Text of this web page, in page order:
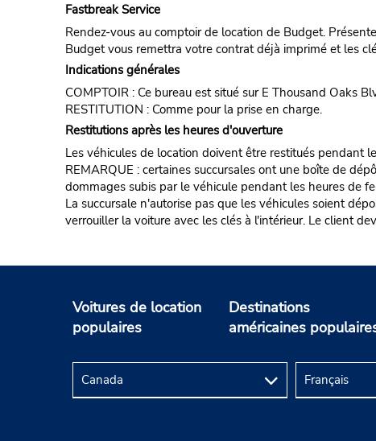
Fastbreak Service
Rendez-vous au comptoir de location de Budget.
Budget vous remettra votre contrat déjà imprimé et les
Indications générales
COMPTOIR : Ce bureau est situé sur E Thousand Oaks
RESTITUTION : Comme pour la prise en charge.
Restitutions après les heures d'ouverture
Les véhicules de location doivent être restitués pendant
REMARQUE : certaines succursales ont une boîte de
dommages subis par le véhicule pendant les heures de
La succursale n'autorise pas que les véhicules soient
verrouiller la voiture avec les clés à l'intérieur. Le client
Voitures de location
populaires
Destinations
américaines